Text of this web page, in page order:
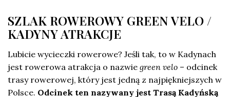
SZLAK ROWEROWY GREEN VELO /
KADYNY ATRAKCJE
Lubicie wycieczki rowerowe? Jeśli tak, to w Kadynach
jest rowerowa atrakcja o nazwie green velo – odcinek
trasy rowerowej, który jest jedną z najpiękniejszych w
Polsce. Odcinek ten nazywany jest Trasą Kadyńską